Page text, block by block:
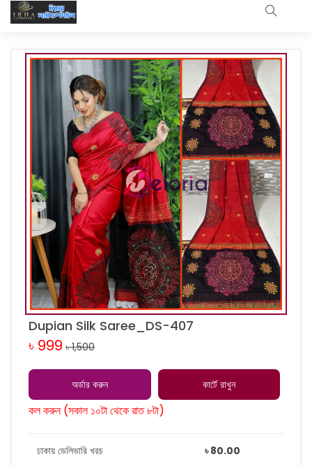
Dupian Silk Saree_DS-407
৳ 999 ৳ 1,500
অর্ডার করুন কার্টে রাখুন
কল করুন (সকাল ১০টা থেকে রাত ৮টা)
ঢাকায় ডেলিভারি খরচ ৳ 80.00